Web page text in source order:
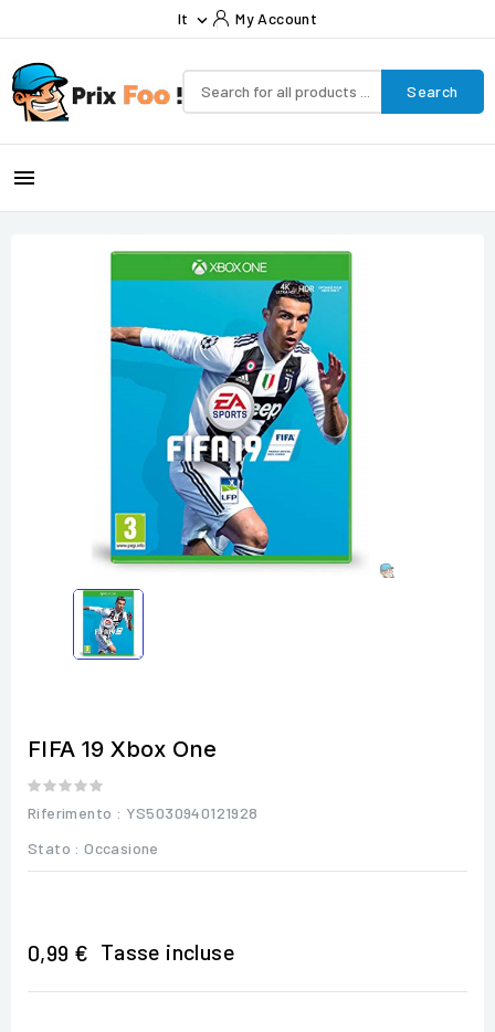
It  My Account
Search

FIFA 19 Xbox One
Riferimento : YS5030940121928
Stato : Occasione
0,99 € Tasse incluse